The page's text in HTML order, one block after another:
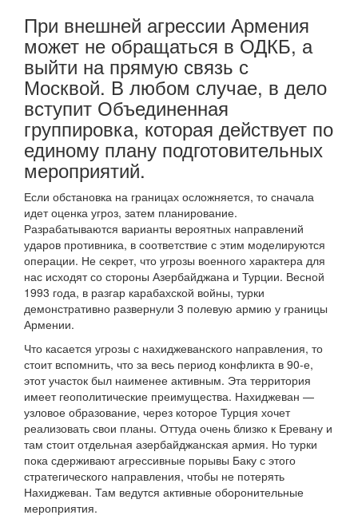
При внешней агрессии Армения
может не обращаться в ОДКБ, а
выйти на прямую связь с
Москвой. В любом случае, в дело
вступит Объединенная
группировка, которая действует по
единому плану подготовительных
мероприятий.
Если обстановка на границах осложняется, то сначала
идет оценка угроз, затем планирование.
Разрабатываются варианты вероятных направлений
ударов противника, в соответствие с этим моделируются
операции. Не секрет, что угрозы военного характера для
нас исходят со стороны Азербайджана и Турции. Весной
1993 года, в разгар карабахской войны, турки
демонстративно развернули 3 полевую армию у границы
Армении.
Что касается угрозы с нахиджеванского направления, то
стоит вспомнить, что за весь период конфликта в 90-е,
этот участок был наименее активным. Эта территория
имеет геополитические преимущества. Нахиджеван —
узловое образование, через которое Турция хочет
реализовать свои планы. Оттуда очень близко к Еревану и
там стоит отдельная азербайджанская армия. Но турки
пока сдерживают агрессивные порывы Баку с этого
стратегического направления, чтобы не потерять
Нахиджеван. Там ведутся активные оборонительные
мероприятия.